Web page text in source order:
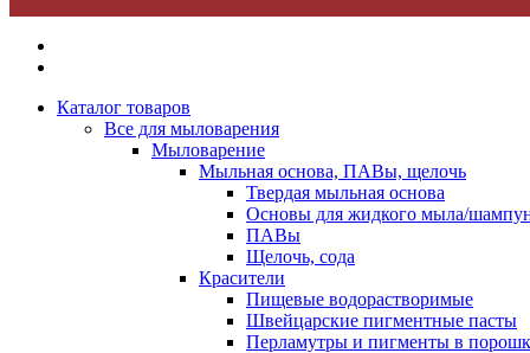
Каталог товаров
Все для мыловарения
Мыловарение
Мыльная основа, ПАВы, щелочь
Твердая мыльная основа
Основы для жидкого мыла/
ПАВы
Щелочь, сода
Красители
Пищевые водорастворимые
Швейцарские пигментные пасты
Перламутры и пигменты в